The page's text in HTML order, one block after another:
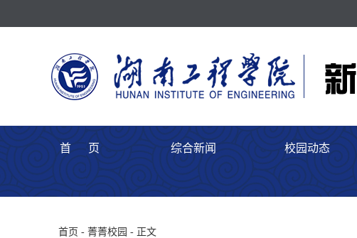
首 页 综合新闻 校园动态
首页 - 菁菁校园 - 正文